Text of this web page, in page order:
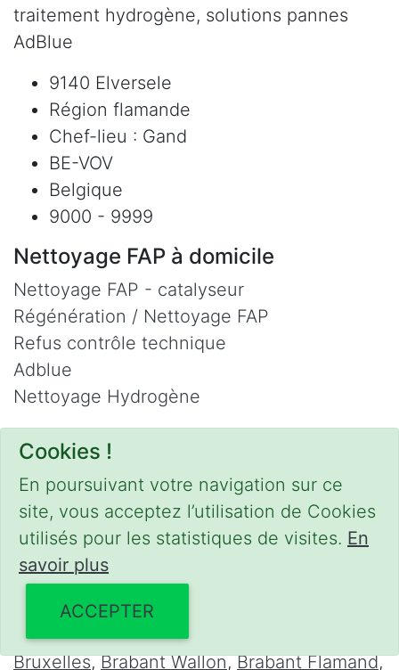
Cookies !
En poursuivant votre navigation sur ce
site, vous acceptez l’utilisation de Cookies
utilisés pour les statistiques de visites. En
savoir plus
ACCEPTER
traitement hydrogène, solutions pannes
AdBlue
9140 Elversele
Région flamande
Chef-lieu : Gand
BE-VOV
Belgique
9000 - 9999
Nettoyage FAP à domicile
Nettoyage FAP - catalyseur
Régénération / Nettoyage FAP
Refus contrôle technique
Adblue
Nettoyage Hydrogène
Contact
Email :mobilii@tcontact.me
Décalaminage & Régénération FAP à
domicile
les régions suivantes :
Bruxelles,Brabant Wallon,Brabant Flamand,